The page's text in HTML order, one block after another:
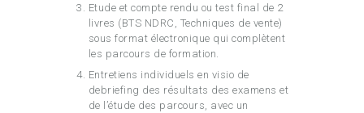
Etude et compte rendu ou test final de 2
livres (BTS NDRC, Techniques de vente)
sous format électronique qui complètent
les parcours de formation.
Entretiens individuels en visio de
debriefing des résultats des examens et
de l’étude des parcours, avec un